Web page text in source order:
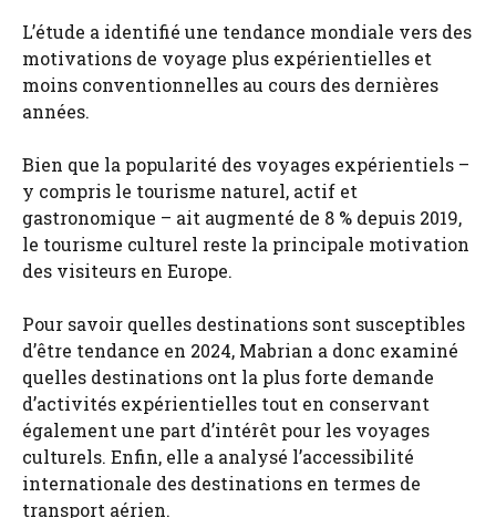
L’étude a identifié une tendance mondiale vers des
motivations de voyage plus expérientielles et
moins conventionnelles au cours des dernières
années.
Bien que la popularité des voyages expérientiels –
y compris le tourisme naturel, actif et
gastronomique – ait augmenté de 8 % depuis 2019,
le tourisme culturel reste la principale motivation
des visiteurs en Europe.
Pour savoir quelles destinations sont susceptibles
d’être tendance en 2024, Mabrian a donc examiné
quelles destinations ont la plus forte demande
d’activités expérientielles tout en conservant
également une part d’intérêt pour les voyages
culturels. Enfin, elle a analysé l’accessibilité
internationale des destinations en termes de
transport aérien.